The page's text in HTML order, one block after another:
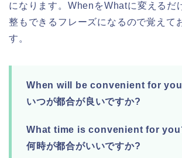
になります。WhenをWhatに変えるだ
整もできるフレーズになるので覚えて
す。
When will be convenient for
いつが都合が良いですか?
What time is convenient for
何時が都合がいいですか?